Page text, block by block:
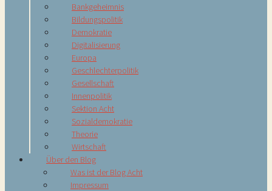
Bankgeheimnis
Bildungspolitik
Demokratie
Digitalisierung
Europa
Geschlechterpolitik
Gesellschaft
Innenpolitik
Sektion Acht
Sozialdemokratie
Theorie
Wirtschaft
Über den Blog
Was ist der Blog Acht
Impressum